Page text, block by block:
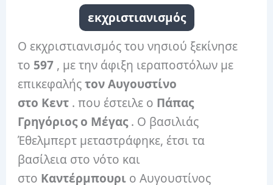
εκχριστιανισμός
Ο εκχριστιανισμός του νησιού ξεκίνησε
το 597 , με την άφιξη ιεραποστόλων με
επικεφαλήςτον Αυγουστίνο
στο Κεντ . που έστειλε ο Πάπας
Γρηγόριος ο Μέγας. Ο βασιλιάς
Έθελμπερτ μεταστράφηκε, έτσι τα
βασίλεια στο νότο και
στο Καντέρμπουρι ο Αυγουστίνος